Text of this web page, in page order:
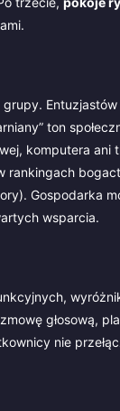
ton
komputera
rankingach
Gospodarka
wsparcia.
głosową,
nie